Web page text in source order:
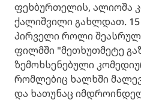
ფეხბურთელის, ალიოშა
ქალიშვილი გახლდათ.
პირველი როლი
ფილმში "მეთხუთმეტე
ზემოხსენებული
რომლებიც ხალხში
და ხათუნაც